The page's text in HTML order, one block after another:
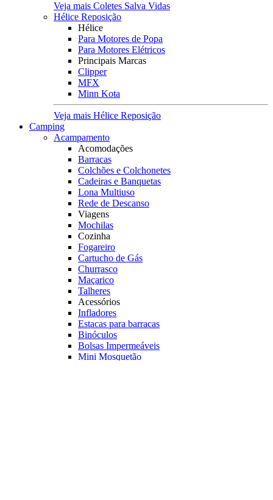
Veja mais Coletes Salva Vidas
Hélice Reposição
Hélice
Para Motores de Popa
Para Motores Elétricos
Principais Marcas
Clipper
MFX
Minn Kota
Veja mais Hélice Reposição
Camping
Acampamento
Acomodações
Barracas
Colchões e Colchonetes
Cadeiras e Banquetas
Lona Multiuso
Rede de Descanso
Viagens
Mochilas
Cozinha
Fogareiro
Cartucho de Gás
Churrasco
Maçarico
Talheres
Acessórios
Infladores
Estacas para barracas
Binóculos
Bolsas Impermeáveis
Mini Mosquetão